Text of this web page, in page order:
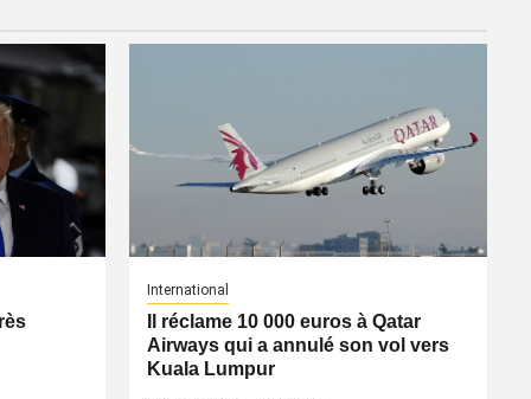
International
Il réclame 10 000 euros à Qatar
Airways qui a annulé son vol vers
Kuala Lumpur